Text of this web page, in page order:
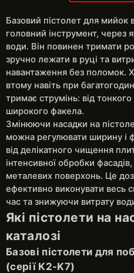
Базовий пістолет для мийок
головний інструмент, через
води. Він повинен тримати
зручно лежати в руці та
навантаження без поломок.
втому навіть при
тримає струмінь: від
широкого факела.
Змінюючи насадки на
можна регулювати ширину і
від делікатного чищення
інтенсивної обробки
металевих поверхонь. Це
ефективно виконувати весь
час та знижуючи витрату води
Які пістолети на
каталозі
Базові пістолети для
(серії K2-K7)